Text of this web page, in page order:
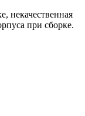
некачественная
при сборке.